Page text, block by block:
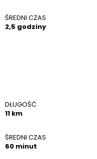
ŚREDNI CZAS
2,5 godziny
DŁUGOŚĆ
11 km
ŚREDNI CZAS
60 minut